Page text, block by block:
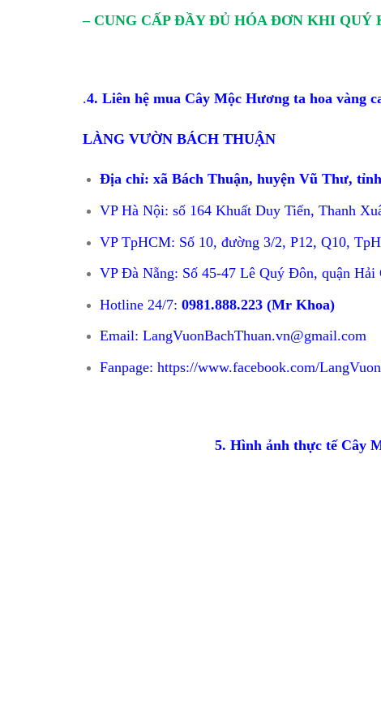
– CUNG CẤP ĐẦY ĐỦ HÓA ĐƠN KHI
.4. Liên hệ mua Cây Mộc Hương ta hoa vàng
LÀNG VƯỜN BÁCH THUẬN
Địa chỉ: xã Bách Thuận, huyện Vũ Thư,
VP Hà Nội: số 164 Khuất Duy Tiến, Thanh
VP TpHCM: Số 10, đường 3/2, P12, Q10,
VP Đà Nẵng: Số 45-47 Lê Quý Đôn, quận Hải
Hotline 24/7: 0981.888.223(Mr Khoa)
Email: LangVuonBachThuan.vn@gmail.com
Fanpage: https://www.facebook.com/
5. Hình ảnh thực tế Cây